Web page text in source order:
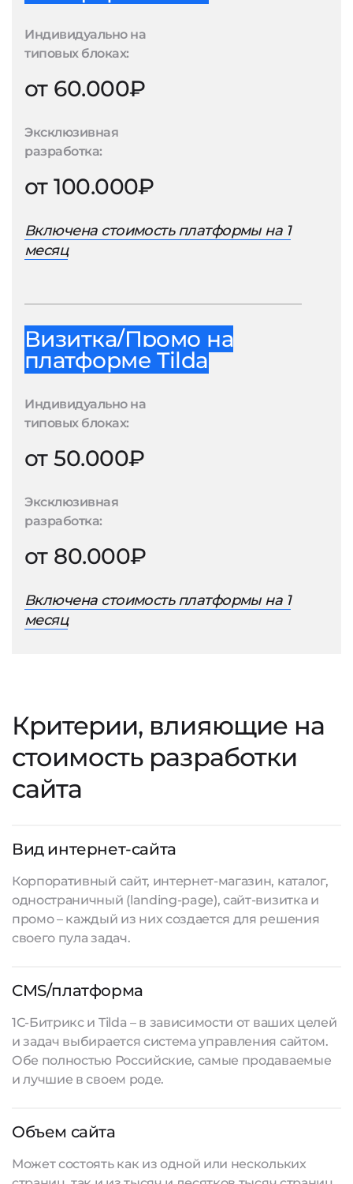
Индивидуально на
типовых блоках:
от 60.000₽
Эксклюзивная
разработка:
от 100.000₽
Включена стоимость платформы на 1
месяц
Визитка/Промо на
платформе Tilda
Индивидуально на
типовых блоках:
от 50.000₽
Эксклюзивная
разработка:
от 80.000₽
Включена стоимость платформы на 1
месяц
Критерии, влияющие на
стоимость разработки
сайта
Вид интернет-сайта
Корпоративный сайт, интернет-магазин, каталог,
одностраничный (landing-page), сайт-визитка и
промо – каждый из них создается для решения
своего пула задач.
CMS/платформа
1С-Битрикс и Tilda – в зависимости от ваших целей
и задач выбирается система управления сайтом.
Обе полностью Российские, самые продаваемые
и лучшие в своем роде.
Объем сайта
Может состоять как из одной или нескольких